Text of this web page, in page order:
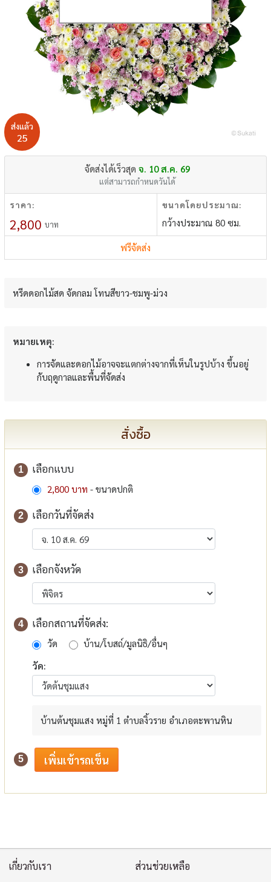
ส่งแล้ว
25
จัดส่งได้เร็วสุด จ. 10 ส.ค. 69
แต่สามารถกำหนดวันได้
ราคา:
2,800 บาท
ขนาดโดยประมาณ:
กว้างประมาณ 80 ซม.
ฟรีจัดส่ง
หรีดดอกไม้สด จัดกลม โทนสีขาว-ชมพู-ม่วง
หมายเหตุ:
การจัดและดอกไม้อาจจะแตกต่างจากที่เห็นในรูปบ้าง ขึ้นอยู่
กับฤดูกาลและพื้นที่จัดส่ง
สั่งซื้อ
1 เลือกแบบ
2,800 บาท - ขนาดปกติ
2 เลือกวันที่จัดส่ง
3 เลือกจังหวัด
4 เลือกสถานที่จัดส่ง:
วัด
บ้าน/โบสถ์/มูลนิธิ/อื่นๆ
วัด:
บ้านต้นชุมแสง หมู่ที่ 1 ตำบลงิ้วราย อำเภอตะพานหิน
5
เกี่ยวกับเรา ส่วนช่วยเหลือ